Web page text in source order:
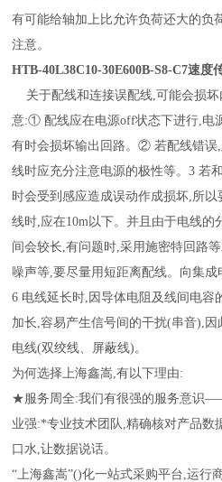
有可能给轴加上比允许负荷还大的负
注意。
HTB-40L38C10-30E600B-S8-C7速度
关于配线和连接误配线,可能会损坏
意:① 配线应在电源off状态下进行,电
有时会损坏输出回路。② 若配线错误
线时应充分注意电源的极性等。3 若
时会受到感应造成误动作成损坏,所
线时,应在10m以下。并且由于电线的
间会较长,有问题时,采用施密特回路
噪声等,要尽量用短距离配线。向集成
6 电线延长时,因导体电阻及线间电容
加长,容易产生信号间的干扰(串音),
电线(双绞线、屏蔽线)。
为何选择上海鑫嵩,有以下理由:
★服务周全:我们有很强的服务意识
业强:*专业技术团队,精确核对产品
口水,让数据说话。
“上海鑫嵩”()化一站式采购平台,运行